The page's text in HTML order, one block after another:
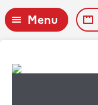
Menu